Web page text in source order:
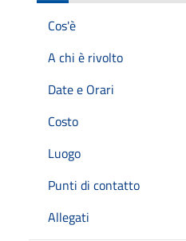
Cos'è
A chi è rivolto
Date e Orari
Costo
Luogo
Punti di contatto
Allegati